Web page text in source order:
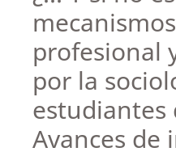
profesional
por la
estudiantes
Avances de